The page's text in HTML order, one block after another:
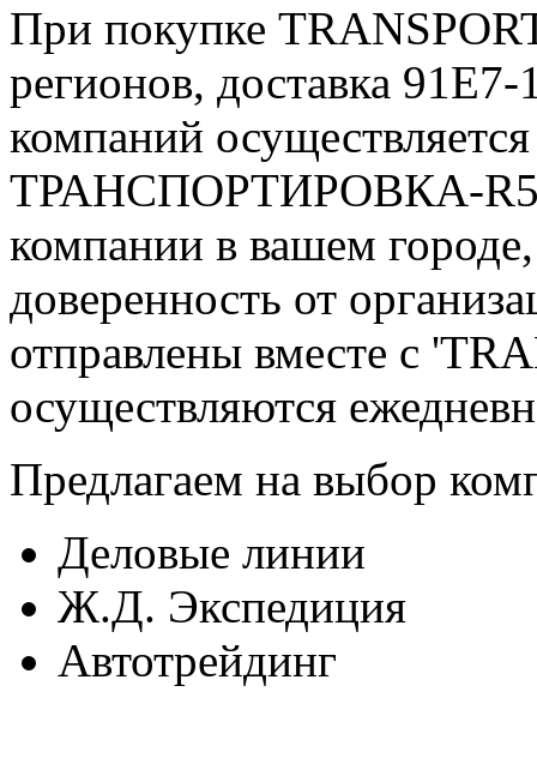
При покупке
регионов, доставка
компаний
ТРАНСПОРТИРОВКА-
компании в вашем
доверенность от
отправлены вместе с
осуществляются
Предлагаем на выбор
Деловые линии
Ж.Д. Экспедиция
Автотрейдинг